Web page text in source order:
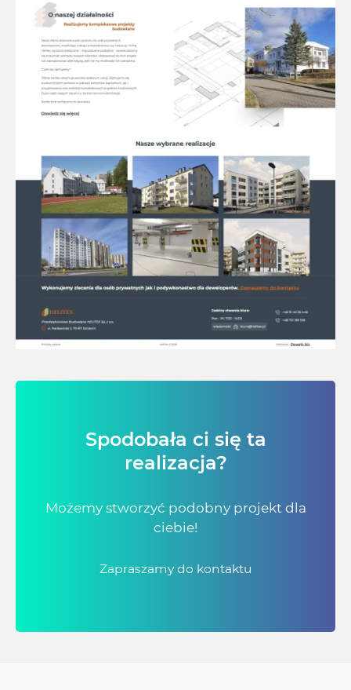
Spodobała ci się ta
realizacja?
Możemy stworzyć podobny projekt dla
ciebie!
Zapraszamy do kontaktu